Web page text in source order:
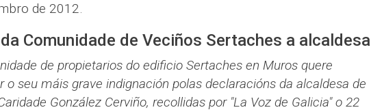
de 2012.
Comunidade de Veciños Sertaches a alcaldesa
de propietarios do edificio Sertaches en Muros quere
o seu máis grave indignación polas declaracións da alcaldesa de
González Cerviño, recollidas por "La Voz de Galicia" o 22